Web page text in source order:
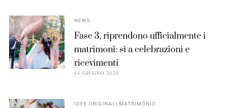
NEWS
Fase 3, riprendono ufficialmente i
matrimoni: sì a celebrazioni e
ricevimenti
14 GIUGNO 2020
IDEE ORIGINALI MATRIMONIO